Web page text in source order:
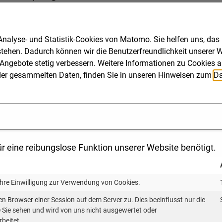
Baden-Württemberg (KEA-BW) liefert
hinaus hilft ein eigens entwickeltes Excel-Tool, die
im Blick zu behalten. In die Kalkulation und die
AG, die IBS Ingenieurgesellschaft sowie das
www.kea-bw.de/waermewende/wissensportal/
auf. Sie ist die Basis auf dem Weg zum
machen. Hier setzt die Untersuchung an. Sie
Finanzierung und Wirtschaftlichkeit eines
Betriebs-, Finanzierungs- und Geschäftsmodell
von der KEA-BW.
Anforderungen sind zentral für das spätere
Ausgestaltung des Wärmenetzes. Hier treffen
und Statistik-Cookies von Matomo. Sie helfen uns,
Dadurch können wir die Benutzerfreundlichkeit unserer
stetig verbessern. Weitere Informationen zu Cookies
gesammelten Daten, finden Sie in unseren Hinweisen zum
eine reibungslose Funktion unserer Website benötigt.
Einwilligung zur Verwendung von Cookies.
Browser einer Session auf dem Server zu. Dies beeinflusst nur die
Sie sehen und wird von uns nicht ausgewertet oder